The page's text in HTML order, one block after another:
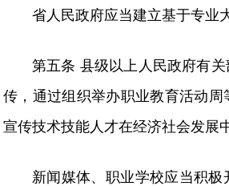
省人民政府应当建立基于专业
第五条 县级以上人民政府有
传，通过组织举办职业教育活动周
宣传技术技能人才在经济社会发展
新闻媒体、职业学校应当积